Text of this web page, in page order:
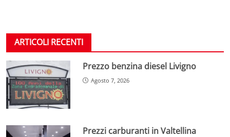
ARTICOLI RECENTI
Prezzo benzina diesel Livigno
Agosto 7, 2026
Prezzi carburanti in Valtellina